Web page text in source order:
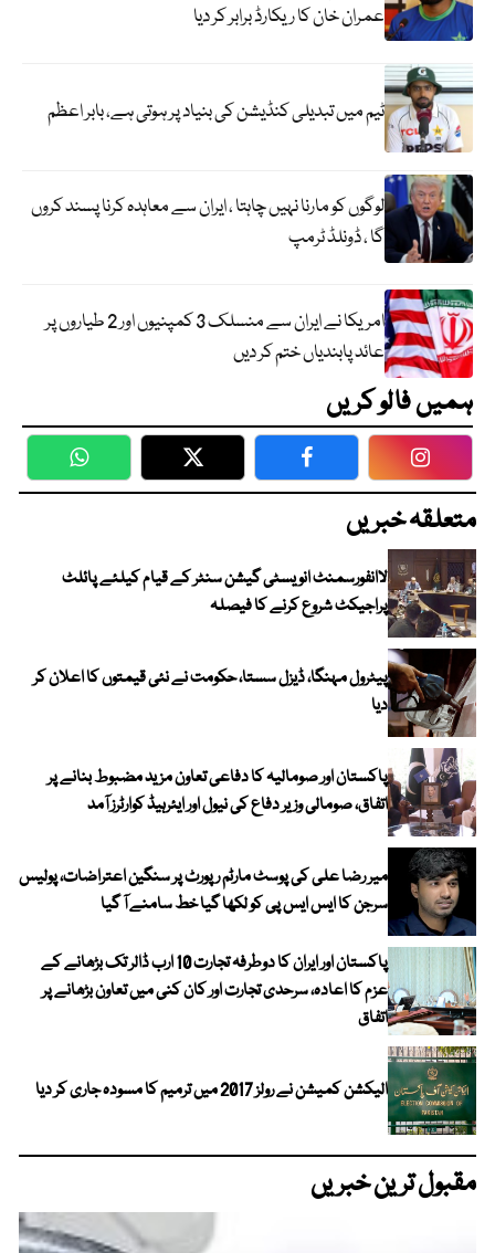
عمران خان کا ریکارڈ برابر کر دیا
ٹیم میں تبدیلی کنڈیشن کی بنیاد پر ہوتی ہے، بابر اعظم
لوگوں کو مارنا نہیں چاہتا ، ایران سے معاہدہ کرنا پسند کروں
گا ، ڈونلڈ ٹرمپ
امریکا نے ایران سے منسلک 3 کمپنیوں اور 2 طیاروں پر
عائد پابندیاں ختم کر دیں
ہمیں فالو کریں
WhatsApp Twitter Facebook
متعلقہ خبریں
لاانفورسمنٹ انویسٹی گیشن سنٹر کے قیام کیلئے پائلٹ
پراجیکٹ شروع کرنے کا فیصلہ
پیٹرول مہنگا، ڈیزل سستا، حکومت نے نئی قیمتوں کا اعلان کر
دیا
پاکستان اور صومالیہ کا دفاعی تعاون مزید مضبوط بنانے پر
اتفاق، صومالی وزیر دفاع کی نیول اور ایئرہیڈ کوارٹرز آمد
میر رضا علی کی پوسٹ مارٹم رپورٹ پر سنگین اعتراضات، پولیس
سرجن کا ایس ایس پی کو لکھا گیا خط سامنے آ گیا
پاکستان اور ایران کا دوطرفہ تجارت 10 ارب ڈالر تک بڑھانے کے
عزم کا اعادہ، سرحدی تجارت اور کان کنی میں تعاون بڑھانے پر
اتفاق
الیکشن کمیشن نے رولز 2017 میں ترمیم کا مسودہ جاری کر دیا
مقبول ترین خبریں